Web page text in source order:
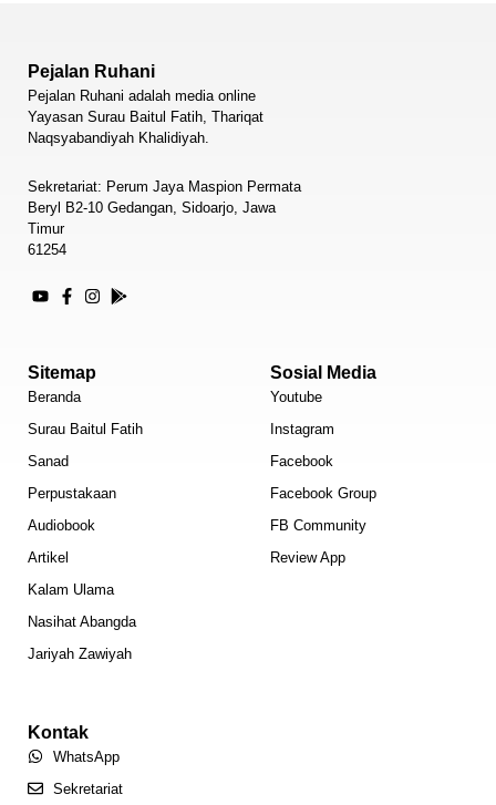
Pejalan Ruhani
Pejalan Ruhani adalah media online
Yayasan Surau Baitul Fatih, Thariqat
Naqsyabandiyah Khalidiyah.
Sekretariat: Perum Jaya Maspion Permata
Beryl B2-10 Gedangan, Sidoarjo, Jawa
Timur
61254
Sitemap
Beranda
Surau Baitul Fatih
Sanad
Perpustakaan
Audiobook
Artikel
Kalam Ulama
Nasihat Abangda
Jariyah Zawiyah
Sosial Media
Youtube
Instagram
Facebook
Facebook Group
FB Community
Review App
Kontak
WhatsApp
Sekretariat